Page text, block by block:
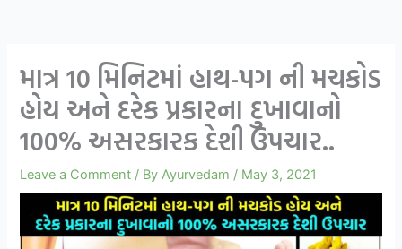
માત્ર 10 મિનિટમાં હાથ-પગ ની મચકોડ
હોય અને દરેક પ્રકારના દુખાવાનો
100% અસરકારક દેશી ઉપચાર..
Leave a Comment / ByAyurvedam / May 3, 2021